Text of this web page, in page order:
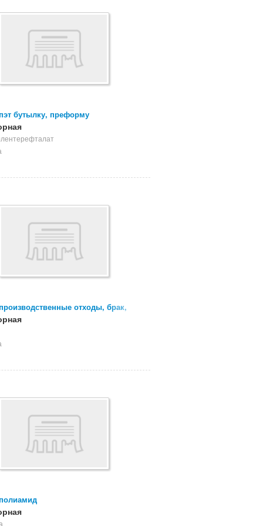
бутылку, преформу
отходы, брак,
поликарбоната